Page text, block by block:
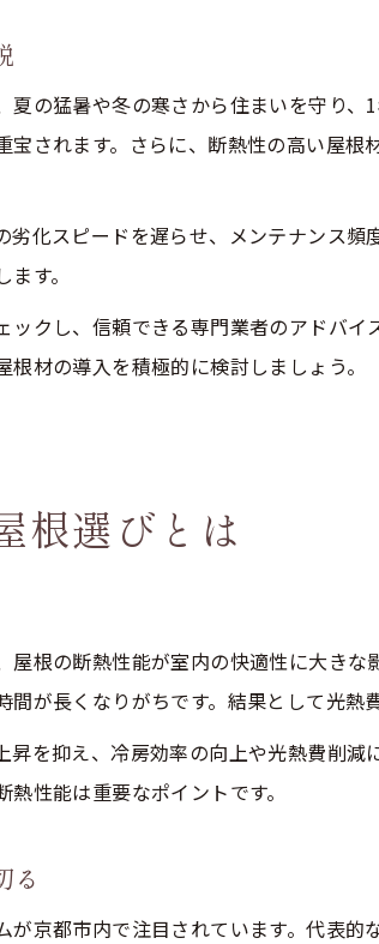
の猛暑や冬の寒さから住まいを守り
されます。さらに、断熱性の高い屋
化スピードを遅らせ、メンテナンス
す。
クし、信頼できる専門業者のアドバ
材の導入を積極的に検討しましょう。
根選びとは
根の断熱性能が室内の快適性に大き
が長くなりがちです。結果として光熱
を抑え、冷房効率の向上や光熱費削
性能は重要なポイントです。
る
京都市内で注目されています。代表